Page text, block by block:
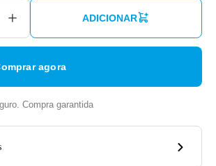
ADICIONAR
agora
Compra garantida